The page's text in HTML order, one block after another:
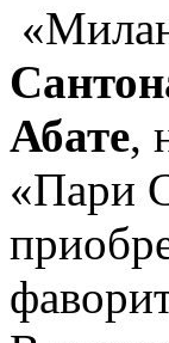
Абате,
«Пари